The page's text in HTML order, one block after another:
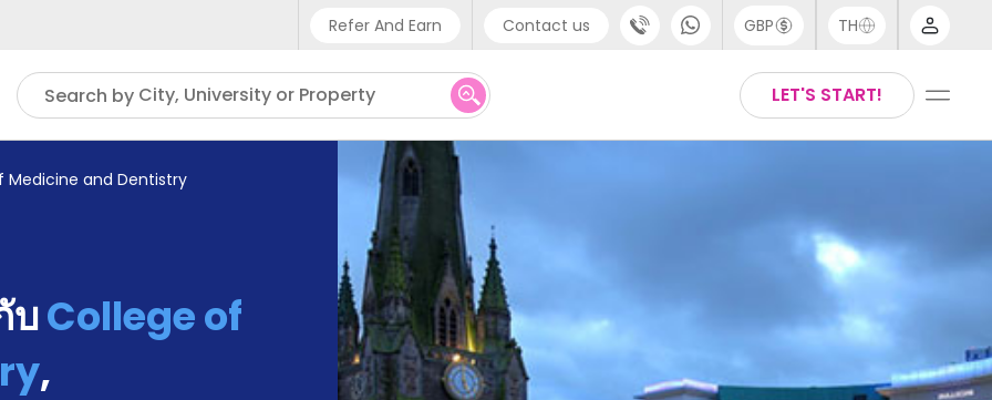
Refer And Earn Contact us
Phone support
UK - +44 (0) 20 3871 8666
IN - +91 (80) 3711 1326
US - +1 (646) 718 6172
GBP TH
LET'S START!
Search by City, University or Property
Medicine and Dentistry
บCollege of
,